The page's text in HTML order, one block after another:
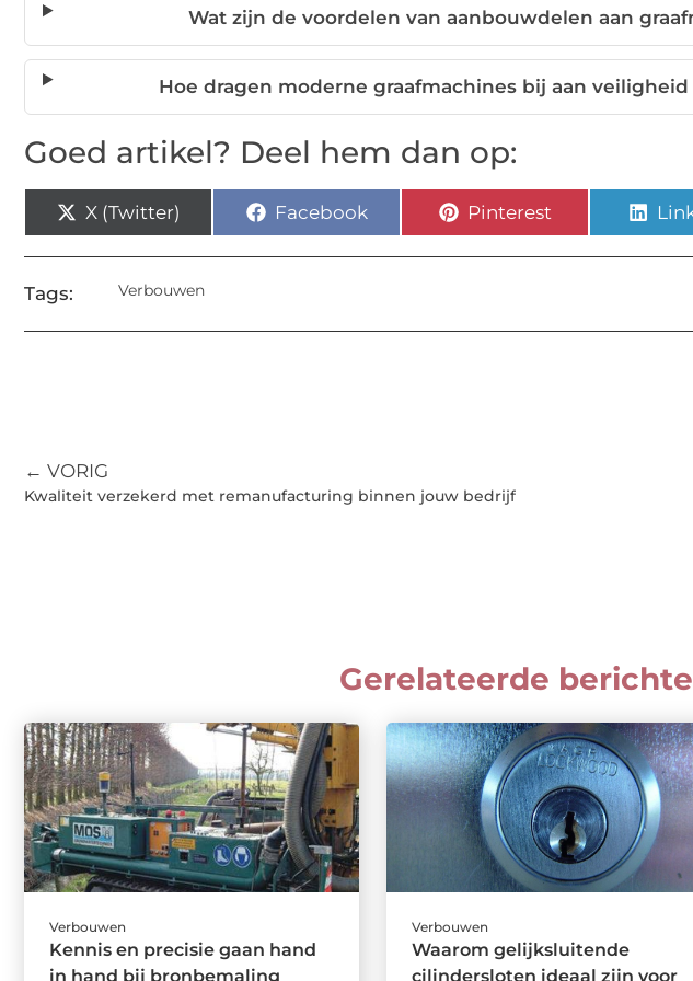
Wat zijn de voordelen van aanbouwdelen aan
Hoe dragen moderne graafmachines bij aan
Goed artikel? Deel hem dan op:
X (Twitter) Facebook Pinterest
Tags: Verbouwen
← VORIG
Kwaliteit verzekerd met remanufacturing binnen jouw bedrijf
Gerelateerde
Verbouwen
Kennis en precisie gaan hand
in hand bij bronbemaling
Verbouwen
Waarom gelijksluitende
cilindersloten ideaal zijn voor